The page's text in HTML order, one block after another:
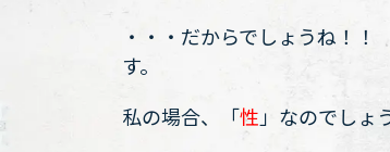
・・・だからでしょうね！
す。
私の場合、「性 」なのでしょ